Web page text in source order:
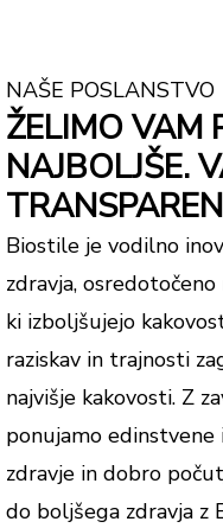
NAŠE POSLANSTVO
ŽELIMO VAM
NAJBOLJŠE.
Biostile je vodilno
zdravja,
ki izboljšujejo
raziskav in trajnosti
najvišje kakovosti. Z
ponujamo edinstvene
zdravje in dobro
do boljšega zdravja z